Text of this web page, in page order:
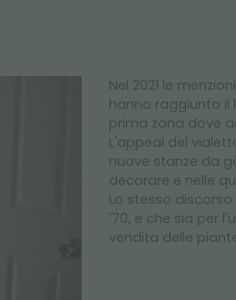
Nel 2021 le
hanno raggiunto il
prima zona dove
L'appeal del
nuove stanze da
decorare e nelle
Lo stesso
'70, e che sia per
vendita delle